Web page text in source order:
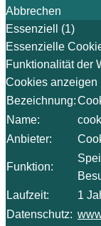
Abbrechen
Essenziell (1)
Essenzielle
Funktionalität der
Cookies anzeigen
Bezeichnung:
Name:
Anbieter:
Funktion:
Laufzeit:
1
Datenschutz: